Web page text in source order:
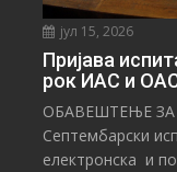
јул 15, 2026
Пријава
рок ИАС и
ОБАВЕШТЕЊЕ ЗА
Септембарски
електронска и